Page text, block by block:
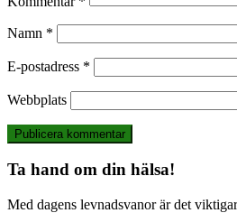
Namn *
E-postadress *
Webbplats
Ta hand om din hälsa!
Med dagens levnadsvanor är det